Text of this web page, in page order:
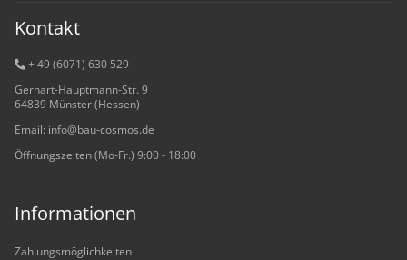
Kontakt
+ 49 (6071) 630 529
Gerhart-Hauptmann-Str. 9
64839 Münster (Hessen)
Email: info@bau-cosmos.de
Öffnungszeiten (Mo-Fr.) 9:00 - 18:00
Informationen
Zahlungsmöglichkeiten